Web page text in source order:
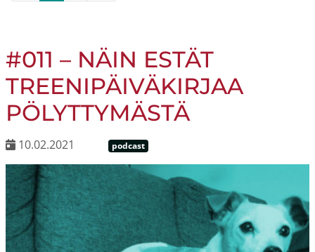
#011 – NÄIN ESTÄT
TREENIPÄIVÄKIRJAA
PÖLYTTYMÄSTÄ
10.02.2021 podcast